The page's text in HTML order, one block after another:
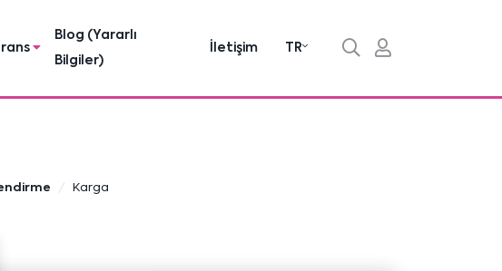
Blog (Yararlı
Bilgiler)
İletişim TR
Karga